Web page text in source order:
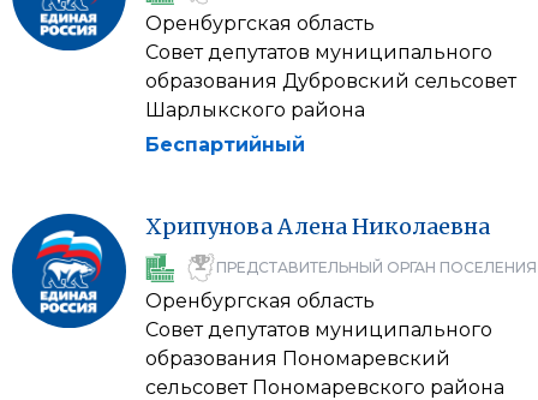
Оренбургская область
Совет депутатов муниципального
образования Дубровский сельсовет
Шарлыкского района
Беспартийный
ХрипуноваАленаНиколаевна
ПРЕДСТАВИТЕЛЬНЫЙ ОРГАН ПОСЕЛЕНИЯ
Оренбургская область
Совет депутатов муниципального
образования Пономаревский
сельсовет Пономаревского района